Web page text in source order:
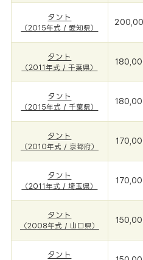
タント
（2015年式 / 愛知県）
タント
（2011年式 / 千葉県）
タント
（2015年式 / 千葉県）
タント
（2010年式 / 京都府）
タント
（2011年式 / 埼玉県）
タント
（2008年式 / 山口県）
タント